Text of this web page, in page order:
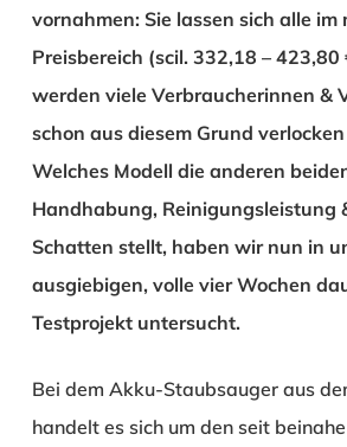
vornahmen: Sie lassen sich alle im
Preisbereich (scil. 332,18 –
werden viele Verbraucherinnen &
schon aus diesem Grund
Welches Modell die anderen
Handhabung, Reinigungsleistung
Schatten stellt, haben wir nun in
ausgiebigen, volle vier Wochen
Testprojekt untersucht.
Bei dem Akku-Staubsauger aus
handelt es sich um den seit